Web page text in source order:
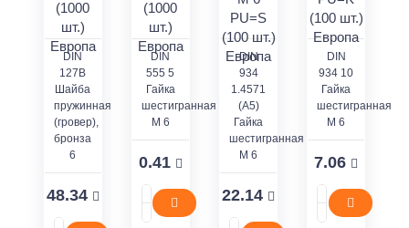
DIN
127В
Шайба
пружинная
(гровер),
бронза
6
48.34
DIN
555 5
Гайка
шестигранная
M 6
0.41
DIN
934
1.4571
(A5)
Гайка
шестигранная
M 6
22.14
DIN
934 10
Гайка
шестигранная
M 6
7.06